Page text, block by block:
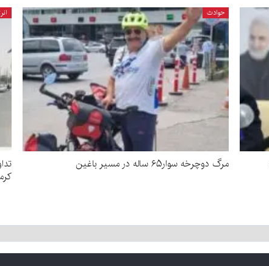
حوادث
مرگ دوچرخه سوار۶۵ ساله در مسیر باغین